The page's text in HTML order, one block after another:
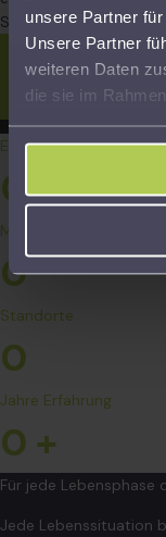
unsere Partner
Unsere Partner
weiteren Daten
die sie im
Steuerexperten.
Lassen Sie uns
Experten
0+
Mitglieder
0
Standorte
0
Jahre Erfahrung
0 +
Für jede Lebensphase
Jede Lebenssituation